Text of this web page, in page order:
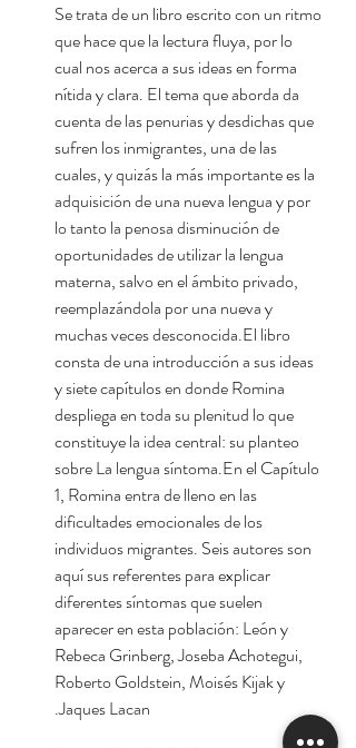
Se trata de un libro escrito con un ritmo
que hace que la lectura fluya, por lo
cual nos acerca a sus ideas en forma
nítida y clara. El tema que aborda da
cuenta de las penurias y desdichas que
sufren los inmigrantes, una de las
cuales, y quizás la más importante es la
adquisición de una nueva lengua y por
lo tanto la penosa disminución de
oportunidades de utilizar la lengua
materna, salvo en el ámbito privado,
reemplazándola por una nueva y
muchas veces desconocida.El libro
consta de una introducción a sus ideas
y siete capítulos en donde Romina
despliega en toda su plenitud lo que
constituye la idea central: su planteo
sobre La lengua síntoma.En el Capítulo
1, Romina entra de lleno en las
dificultades emocionales de los
individuos migrantes. Seis autores son
aquí sus referentes para explicar
diferentes síntomas que suelen
aparecer en esta población: León y
Rebeca Grinberg, Joseba Achotegui,
Roberto Goldstein, Moisés Kijak y
Jaques Lacan.